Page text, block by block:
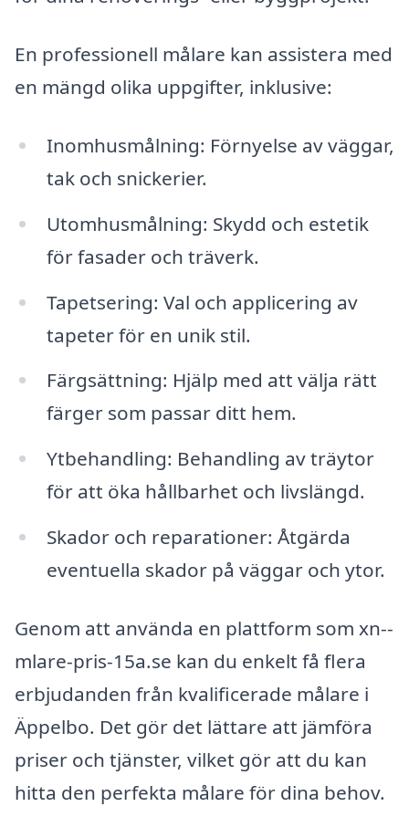
En professionell målare kan assistera med
en mängd olika uppgifter, inklusive:
Inomhusmålning: Förnyelse av väggar,
tak och snickerier.
Utomhusmålning: Skydd och estetik
för fasader och träverk.
Tapetsering: Val och applicering av
tapeter för en unik stil.
Färgsättning: Hjälp med att välja rätt
färger som passar ditt hem.
Ytbehandling: Behandling av träytor
för att öka hållbarhet och livslängd.
Skador och reparationer: Åtgärda
eventuella skador på väggar och ytor.
Genom att använda en plattform som xn--
mlare-pris-15a.se kan du enkelt få flera
erbjudanden från kvalificerade målare i
Äppelbo. Det gör det lättare att jämföra
priser och tjänster, vilket gör att du kan
hitta den perfekta målare för dina behov.